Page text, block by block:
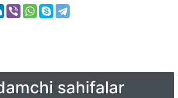
sahifalar